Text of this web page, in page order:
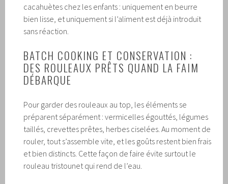
cacahuètes chez les enfants : uniquement en beurre
bien lisse, et uniquement si l’aliment est déjà introduit
sans réaction.
BATCH COOKING ET CONSERVATION :
DES ROULEAUX PRÊTS QUAND LA FAIM
DÉBARQUE
Pour garder des rouleaux au top, les éléments se
préparent séparément : vermicelles égouttés, légumes
taillés, crevettes prêtes, herbes ciselées. Au moment de
rouler, tout s’assemble vite, et les goûts restent bien frais
et bien distincts. Cette façon de faire évite surtout le
rouleau tristounet qui rend de l’eau.